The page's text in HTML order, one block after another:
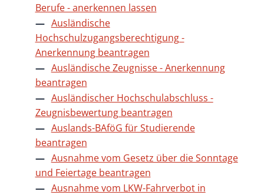
Berufe - anerkennen lassen
Ausländische
Hochschulzugangsberechtigung -
Anerkennung beantragen
Ausländische Zeugnisse - Anerkennung
beantragen
Ausländischer Hochschulabschluss -
Zeugnisbewertung beantragen
Auslands-BAföG für Studierende
beantragen
Ausnahme vom Gesetz über die Sonntage
und Feiertage beantragen
Ausnahme vom LKW-Fahrverbot in